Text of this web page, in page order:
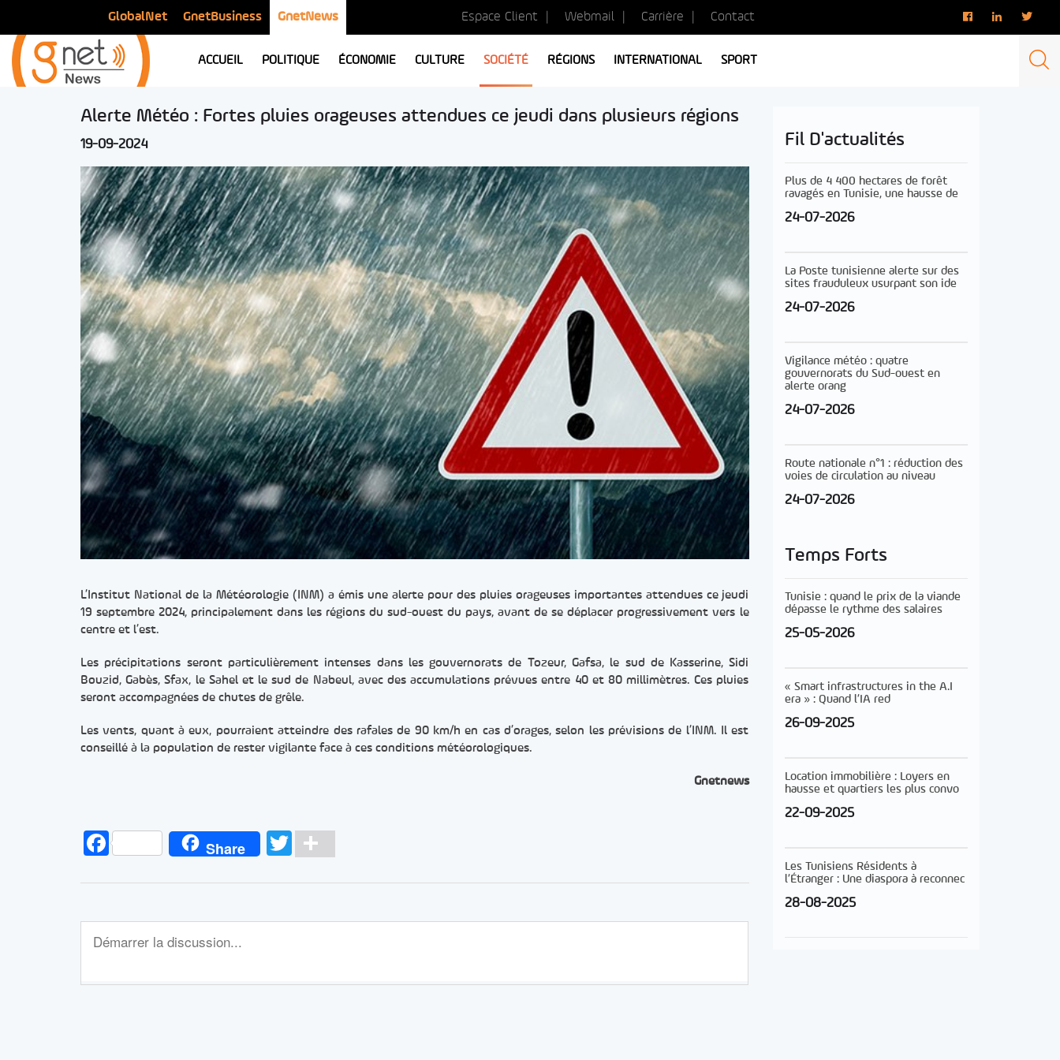
GlobalNet GnetBusiness GnetNews Espace Client Webmail Carrière Contact
ACCUEIL POLITIQUE ÉCONOMIE CULTURE SOCIÉTÉ RÉGIONS INTERNATIONAL SPORT
Alerte Météo : Fortes pluies orageuses attendues ce jeudi dans plusieurs régions
19-09-2024
L’Institut National de la Météorologie (INM) a émis une alerte pour des pluies orageuses importantes attendues ce jeudi
19 septembre 2024, principalement dans les régions du sud-ouest du pays, avant de se déplacer progressivement vers le
centre et l’est.
Les précipitations seront particulièrement intenses dans les gouvernorats de Tozeur, Gafsa, le sud de Kasserine, Sidi
Bouzid, Gabès, Sfax, le Sahel et le sud de Nabeul, avec des accumulations prévues entre 40 et 80 millimètres. Ces pluies
seront accompagnées de chutes de grêle.
Les vents, quant à eux, pourraient atteindre des rafales de 90 km/h en cas d’orages, selon les prévisions de l’INM. Il est
conseillé à la population de rester vigilante face à ces conditions météorologiques.
Gnetnews
FacebookShare TwitterPartager
Fil D'actualités
Plus de 4 400 hectares de forêt
ravagés en Tunisie, une hausse de
24-07-2026
La Poste tunisienne alerte sur des
sites frauduleux usurpant son ide
24-07-2026
Vigilance météo : quatre
gouvernorats du Sud-ouest en
alerte orang
24-07-2026
Route nationale n°1 : réduction des
voies de circulation au niveau
24-07-2026
Temps Forts
Tunisie : quand le prix de la viande
dépasse le rythme des salaires
25-05-2026
« Smart infrastructures in the A.I
era » : Quand l’IA red
26-09-2025
Location immobilière : Loyers en
hausse et quartiers les plus convo
22-09-2025
Les Tunisiens Résidents à
l’Étranger : Une diaspora à reconnec
28-08-2025